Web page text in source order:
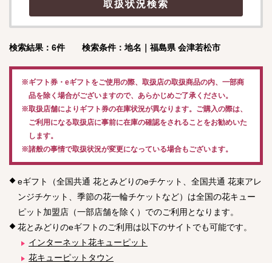
検索結果：6件 検索条件：地名｜福島県 会津若松市
※ギフト券・eギフトをご使用の際、取扱店の取扱商品の内、一部商
品を除く場合がございますので、あらかじめご了承ください。
※取扱店舗によりギフト券の在庫状況が異なります。ご購入の際は、
ご利用になる取扱店に事前に在庫の確認をされることをお勧めいた
します。
※諸般の事情で取扱状況が変更になっている場合もございます。
eギフト（全国共通 花とみどりのeチケット、全国共通 花束アレ
ンジチケット、季節の花一輪チケットなど）は全国の花キュー
ピット加盟店（一部店舗を除く）でのご利用となります。
花とみどりのeギフトのご利用は以下のサイトでも可能です。
インターネット花キューピット
花キューピットタウン